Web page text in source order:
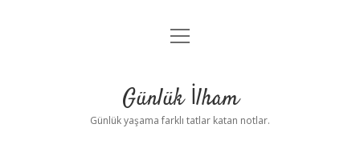
Anasayfa
Yasal Uyarı
menüyü
Günlük İlham
Günlük yaşama farklı tatlar katan notlar.